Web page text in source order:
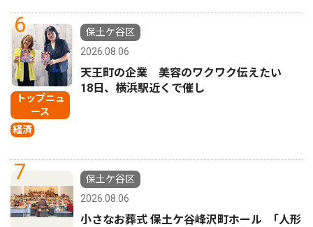
6
トップニュ
ース
経済
保土ケ谷区
2026.08.06
天王町の企業 美容のワクワク伝えたい
18日、横浜駅近くで催し
7
保土ケ谷区
2026.08.06
小さなお葬式 保土ケ谷峰沢町ホール ｢人形